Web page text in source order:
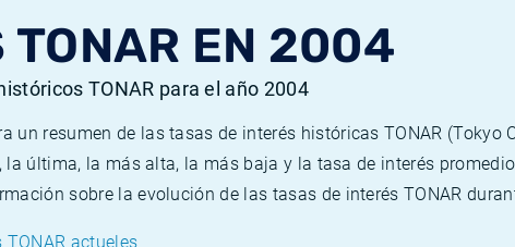
TONAR EN 2004
TONAR para el año 2004
un resumen de las tasas de interés históricas TONAR
la última, la más alta, la más baja y la tasa de interés
sobre la evolución de las tasas de interés TONAR
actueles